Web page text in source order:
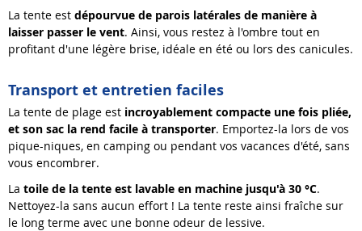
La tente est dépourvue de parois latérales de manière à
laisser passer le vent. Ainsi, vous restez à l'ombre tout en
profitant d'une légère brise, idéale en été ou lors des canicules.
Transport et entretien faciles
La tente de plage est incroyablement compacte une fois pliée,
et son sac la rend facile à transporter. Emportez-la lors de vos
pique-niques, en camping ou pendant vos vacances d'été, sans
vous encombrer.
La toile de la tente est lavable en machine jusqu'à 30 °C.
Nettoyez-la sans aucun effort ! La tente reste ainsi fraîche sur
le long terme avec une bonne odeur de lessive.